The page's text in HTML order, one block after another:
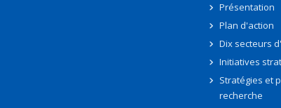
Présentation
Plan d'action
Dix secteurs
Initiatives
Stratégies et
recherche